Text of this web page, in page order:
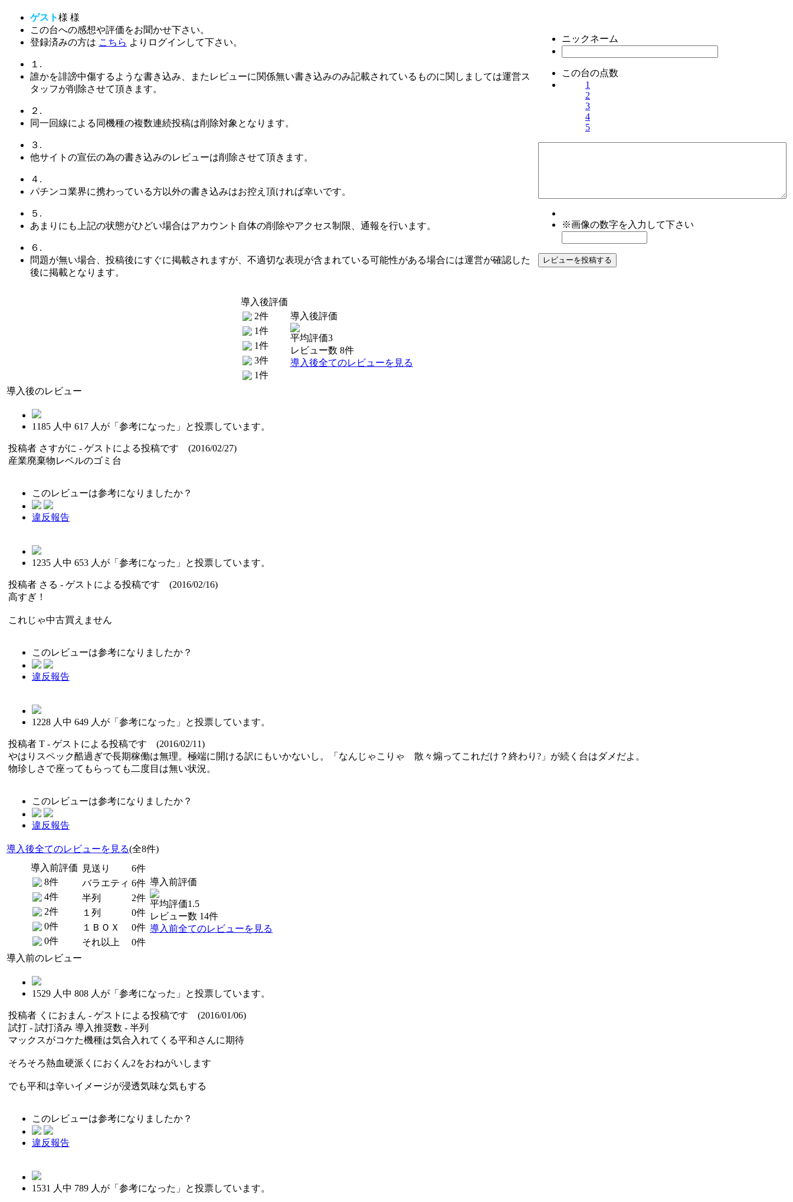
ゲスト様 様
この台への感想や評価をお聞かせ下さい。
登録済みの方は こちら よりログインして下さい。
１.
誰かを誹謗中傷するような書き込み、またレビューに関係無い書き込みのみ記載されているものに関しましては運営ス
タッフが削除させて頂きます。
２.
同一回線による同機種の複数連続投稿は削除対象となります。
３.
他サイトの宣伝の為の書き込みのレビューは削除させて頂きます。
４.
パチンコ業界に携わっている方以外の書き込みはお控え頂ければ幸いです。
５.
あまりにも上記の状態がひどい場合はアカウント自体の削除やアクセス制限、通報を行います。
６.
問題が無い場合、投稿後にすぐに掲載されますが、不適切な表現が含まれている可能性がある場合には運営が確認した
後に掲載となります。
ニックネーム
この台の点数
1
2
3
4
5
※画像の数字を入力して下さい
導入後評価
2件
1件
1件
3件
1件
導入後評価
平均評価3
レビュー数 8件
導入後全てのレビューを見る
導入後のレビュー
1185 人中 617 人が「参考になった」と投票しています。
投稿者 さすがに - ゲストによる投稿です (2016/02/27)
産業廃棄物レベルのゴミ台
このレビューは参考になりましたか？
違反報告
1235 人中 653 人が「参考になった」と投票しています。
投稿者 さる - ゲストによる投稿です (2016/02/16)
高すぎ！
これじゃ中古買えません
このレビューは参考になりましたか？
違反報告
1228 人中 649 人が「参考になった」と投票しています。
投稿者 T - ゲストによる投稿です (2016/02/11)
やはりスペック酷過ぎで長期稼働は無理。極端に開ける訳にもいかないし。「なんじゃこりゃ 散々煽ってこれだけ？終わり?」が続く台はダメだよ。
物珍しさで座ってもらっても二度目は無い状況。
このレビューは参考になりましたか？
違反報告
導入後全てのレビューを見る(全8件)
導入前評価
8件
4件
2件
0件
0件
見送り
6件
バラエティ 6件
半列
2件
１列
0件
１ＢＯＸ
0件
それ以上
0件
導入前評価
平均評価1.5
レビュー数 14件
導入前全てのレビューを見る
導入前のレビュー
1529 人中 808 人が「参考になった」と投票しています。
投稿者 くにおまん - ゲストによる投稿です (2016/01/06)
試打 - 試打済み 導入推奨数 - 半列
マックスがコケた機種は気合入れてくる平和さんに期待
そろそろ熱血硬派くにおくん2をおねがいします
でも平和は辛いイメージが浸透気味な気もする
このレビューは参考になりましたか？
違反報告
1531 人中 789 人が「参考になった」と投票しています。